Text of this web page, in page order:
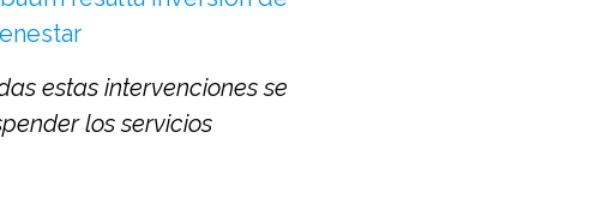
estas intervenciones se
los servicios